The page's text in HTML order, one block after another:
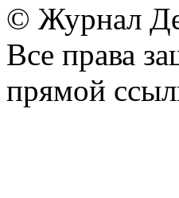
© Журнал
Все права
прямой